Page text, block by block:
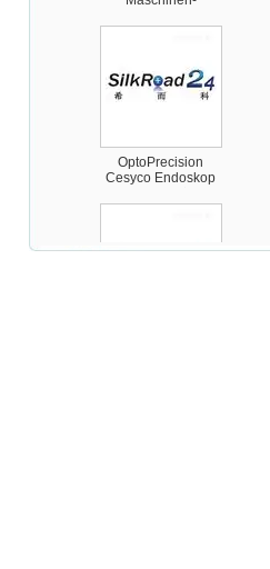
Cesyco Endoskop
HTO 38 内窥镜